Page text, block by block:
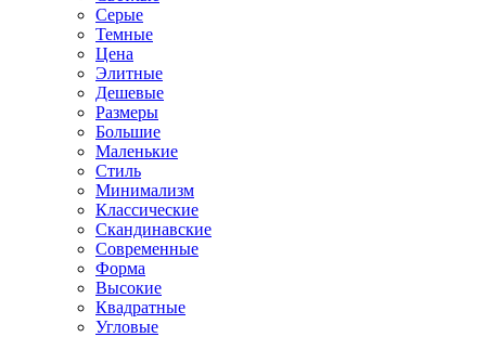
Серые
Темные
Цена
Элитные
Дешевые
Размеры
Большие
Маленькие
Стиль
Минимализм
Классические
Скандинавские
Современные
Форма
Высокие
Квадратные
Угловые